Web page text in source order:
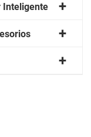
Inteligente